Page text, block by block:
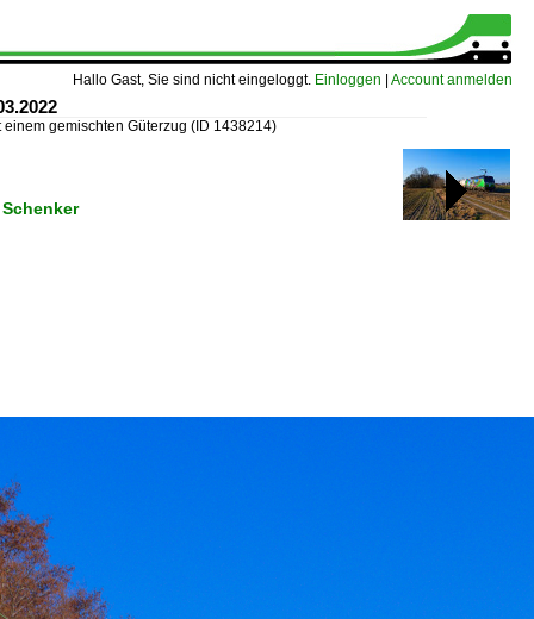
Hallo Gast, Sie sind nicht eingeloggt. Einloggen Account anmelden
gemischten Güterzug (ID 1438214)